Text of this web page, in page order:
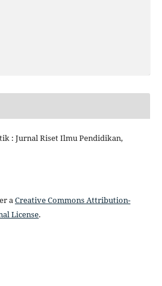
: Jurnal Riset Ilmu Pendidikan,
aCreative Commons Attribution-
License.